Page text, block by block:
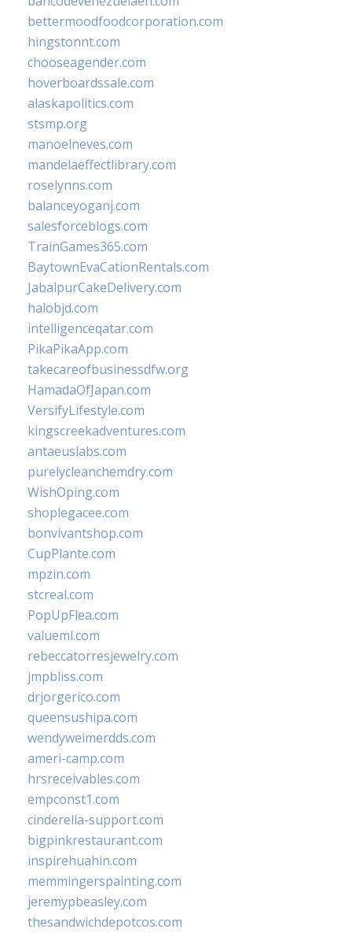
bettermoodfoodcorporation.com
hingstonnt.com
chooseagender.com
hoverboardssale.com
alaskapolitics.com
stsmp.org
manoelneves.com
mandelaeffectlibrary.com
roselynns.com
balanceyoganj.com
salesforceblogs.com
TrainGames365.com
BaytownEvaCationRentals.com
JabalpurCakeDelivery.com
halobjd.com
intelligenceqatar.com
PikaPikaApp.com
takecareofbusinessdfw.org
HamadaOfJapan.com
VersifyLifestyle.com
kingscreekadventures.com
antaeuslabs.com
purelycleanchemdry.com
WishOping.com
shoplegacee.com
bonvivantshop.com
CupPlante.com
mpzin.com
stcreal.com
PopUpFlea.com
valueml.com
rebeccatorresjewelry.com
jmpbliss.com
drjorgerico.com
queensushipa.com
wendyweimerdds.com
ameri-camp.com
hrsreceivables.com
empconst1.com
cinderella-support.com
bigpinkrestaurant.com
inspirehuahin.com
memmingerspainting.com
jeremypbeasley.com
thesandwichdepotcos.com